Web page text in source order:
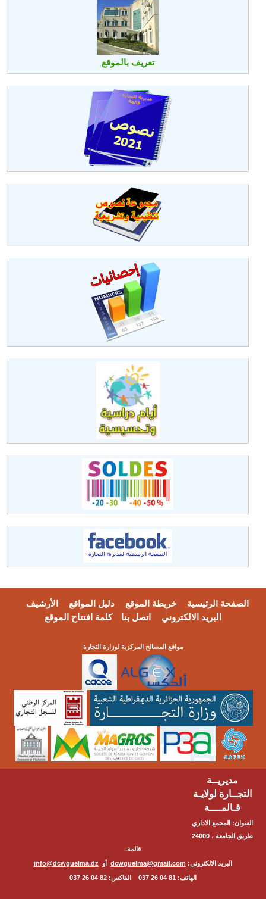
تعريف بالموقع
الصفحة الرئيسية خريطة الموقع دليل المواقع
الأرشيف
البريد الالكتروني
اتصل بنا كلمة افتتاح الموقع
مواقع المصالح المركزية لوزارة التجارة
مديريــة
التجــارة لولايـة
قـالمــــة
العنوان: المجمع الاداري
طريق الجامعة ، 24000
قالمة.
البريد الالكتروني: dcwguelma@gmail.com أو info@dcwguelma.dz
الهاتف: 81 04 26 037 الفاكس: 82 04 26 037